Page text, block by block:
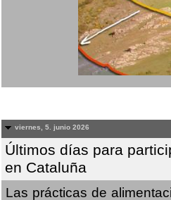
viernes, 5. junio 2026
Últimos días para
en Cataluña
Las prácticas de